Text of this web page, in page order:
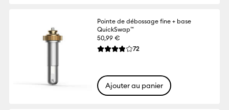
Pointe de débossage fine + base
QuickSwap™
50,99 €
La note moyenne de ce produit est 3.8
72
Ajouter au panier